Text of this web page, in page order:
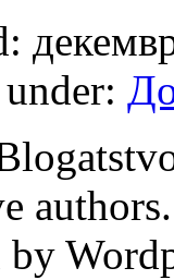
authors.
by